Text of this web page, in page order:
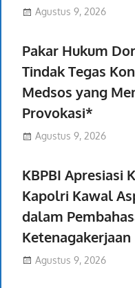
Agustus 9, 2026
Pakar Hukum
Tindak Tegas
Medsos yang
Provokasi*
Agustus 9, 2026
KBPBI Apresiasi
Kapolri Kawal
dalam
Ketenagakerjaan
Agustus 9, 2026